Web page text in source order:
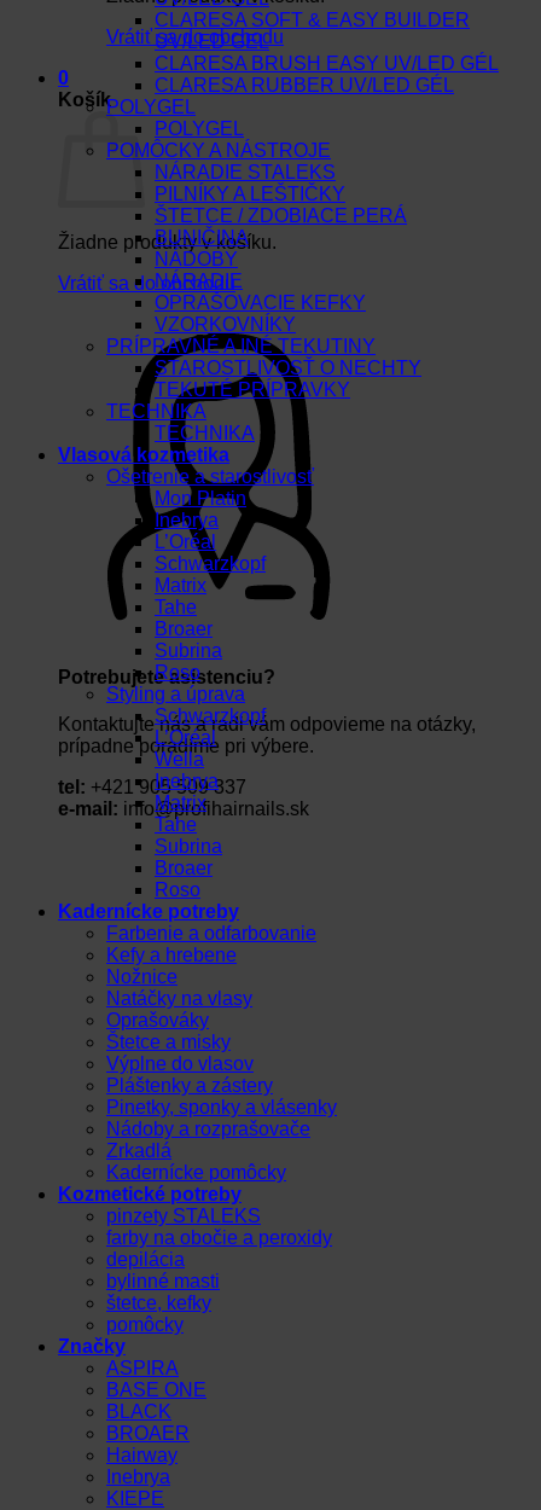
Vrátiť sa do obchodu
0
Košík
Žiadne produkty v košíku.
Vrátiť sa do obchodu
Potrebujete asistenciu?
Kontaktujte nás a radi vám odpovieme na otázky,
prípadne poradíme pri výbere.
tel: +421 905 509 337
e-mail: info@profihairnails.sk
CLARESA SOFT & EASY BUILDER
UV/LED GEL
CLARESA BRUSH EASY UV/LED GÉL
CLARESA RUBBER UV/LED GÉL
POLYGEL
POLYGEL
POMÔCKY A NÁSTROJE
NÁRADIE STALEKS
PILNÍKY A LEŠTIČKY
ŠTETCE / ZDOBIACE PERÁ
BUNIČINA
NÁDOBY
NÁRADIE
OPRAŠOVACIE KEFKY
VZORKOVNÍKY
PRÍPRAVNÉ A INÉ TEKUTINY
STAROSTLIVOSŤ O NECHTY
TEKUTÉ PRÍPRAVKY
TECHNIKA
TECHNIKA
Vlasová kozmetika
Ošetrenie a starostlivosť
Mon Platin
Inebrya
L’Oréal
Schwarzkopf
Matrix
Tahe
Broaer
Subrina
Roso
Styling a úprava
Schwarzkopf
L’Oréal
Wella
Inebrya
Matrix
Tahe
Subrina
Broaer
Roso
Kadernícke potreby
Farbenie a odfarbovanie
Kefy a hrebene
Nožnice
Natáčky na vlasy
Oprašováky
Štetce a misky
Výplne do vlasov
Pláštenky a zástery
Pinetky, sponky a vlásenky
Nádoby a rozprašovače
Zrkadlá
Kadernícke pomôcky
Kozmetické potreby
pinzety STALEKS
farby na obočie a peroxidy
depilácia
bylinné masti
štetce, kefky
pomôcky
Značky
ASPIRA
BASE ONE
BLACK
BROAER
Hairway
Inebrya
KIEPE